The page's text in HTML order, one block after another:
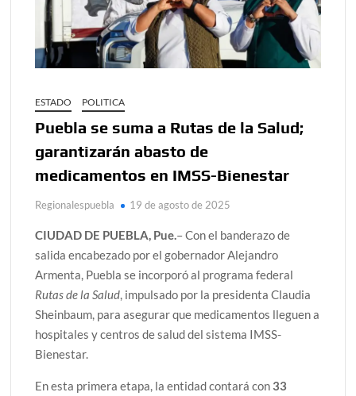
ESTADO POLITICA
Puebla se suma a Rutas de la Salud;
garantizarán abasto de
medicamentos en IMSS-Bienestar
Regionalespuebla 19 de agosto de 2025
CIUDAD DE PUEBLA, Pue.– Con el banderazo de
salida encabezado por el gobernador Alejandro
Armenta, Puebla se incorporó al programa federal
Rutas de la Salud, impulsado por la presidenta Claudia
Sheinbaum, para asegurar que medicamentos lleguen a
hospitales y centros de salud del sistema IMSS-
Bienestar.
En esta primera etapa, la entidad contará con 33